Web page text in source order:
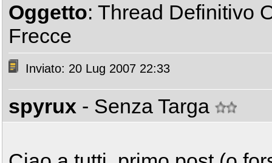
Oggetto: Thread Definitivo
Frecce
Inviato: 20 Lug 2007 22:33
spyrux - Senza Targa